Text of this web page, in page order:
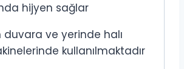
hijyen sağlar
ve yerinde halı
kullanılmaktadır